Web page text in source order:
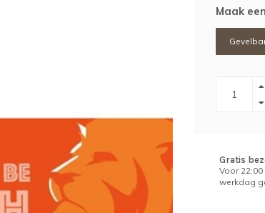
Maak
Gratis
Voor
werkdag